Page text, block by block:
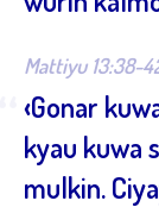
Mattiyu 13:38-
‹Gonar
kyau kuwa
mulkin.